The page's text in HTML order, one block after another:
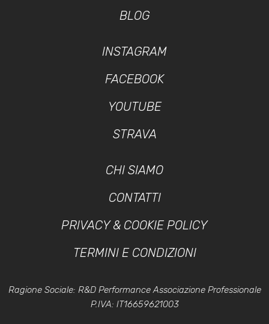
BLOG
INSTAGRAM
FACEBOOK
YOUTUBE
STRAVA
CHI SIAMO
CONTATTI
PRIVACY & COOKIE POLICY
TERMINI E CONDIZIONI
Ragione Sociale: R&D Performance Associazione Professionale
P.IVA: IT16659621003